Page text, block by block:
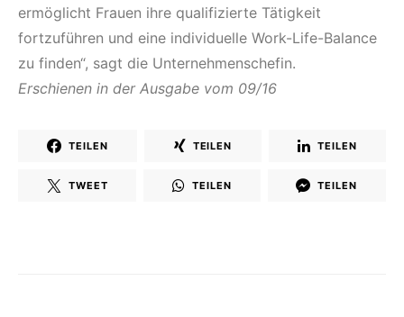
ermöglicht Frauen ihre qualifizierte Tätigkeit
fortzuführen und eine individuelle Work-Life-Balance
zu finden“, sagt die Unternehmenschefin.
Erschienen in der Ausgabe vom 09/16
TEILEN TEILEN TEILEN
TWEET TEILEN TEILEN